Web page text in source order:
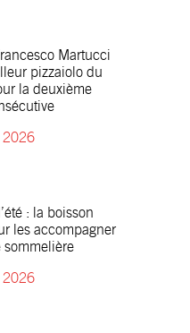
Martucci
pizzaiolo du
la deuxième
: la boisson
les accompagner
sommelière